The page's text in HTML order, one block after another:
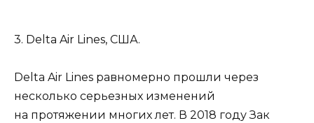
3. Delta Air Lines, США.
Delta Air Lines равномерно прошли через
несколько серьезных изменений
на протяжении многих лет. В 2018 году Зак